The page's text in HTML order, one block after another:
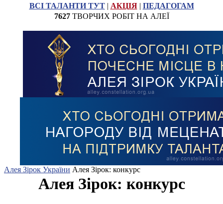
ВСІ ТАЛАНТИ ТУТ| АКЦІЯ| ПЕДАГОГАМ
7627ТВОРЧИХ РОБІТ НА АЛЕЇ
Алея Зірок України Алея Зірок: конкурс
Алея Зірок: конкурс